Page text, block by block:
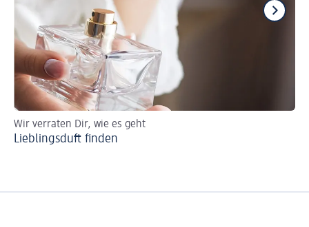
Wir verraten Dir, wie es geht
Lieblingsduft finden